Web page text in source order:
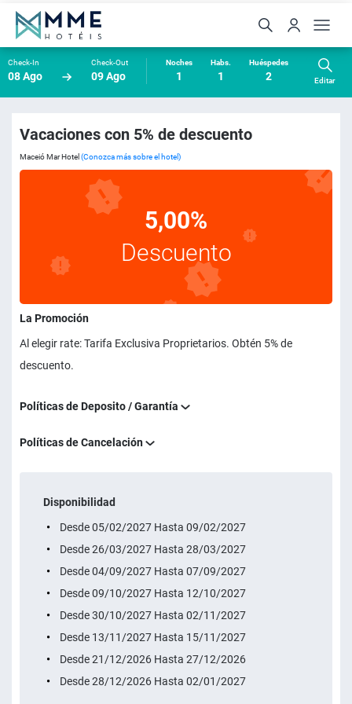
Check-In
08 Ago
Check-Out
09 Ago
Noches
1
Habs.
1
Huéspedes
2 Editar
Vacaciones con 5% de descuento
Maceió Mar Hotel (Conozca más sobre el hotel)
5,00%
Descuento
La Promoción
Al elegir rate: Tarifa Exclusiva Proprietarios. Obtén 5% de
descuento.
Políticas de Deposito / Garantía
Políticas de Cancelación
Disponibilidad
Desde 05/02/2027 Hasta 09/02/2027
Desde 26/03/2027 Hasta 28/03/2027
Desde 04/09/2027 Hasta 07/09/2027
Desde 09/10/2027 Hasta 12/10/2027
Desde 30/10/2027 Hasta 02/11/2027
Desde 13/11/2027 Hasta 15/11/2027
Desde 21/12/2026 Hasta 27/12/2026
Desde 28/12/2026 Hasta 02/01/2027